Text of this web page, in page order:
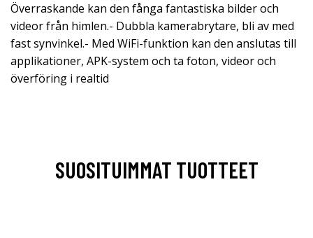
Överraskande kan den fånga fantastiska bilder och
videor från himlen.- Dubbla kamerabrytare, bli av med
fast synvinkel.- Med WiFi-funktion kan den anslutas till
applikationer, APK-system och ta foton, videor och
överföring i realtid
SUOSITUIMMAT TUOTTEET